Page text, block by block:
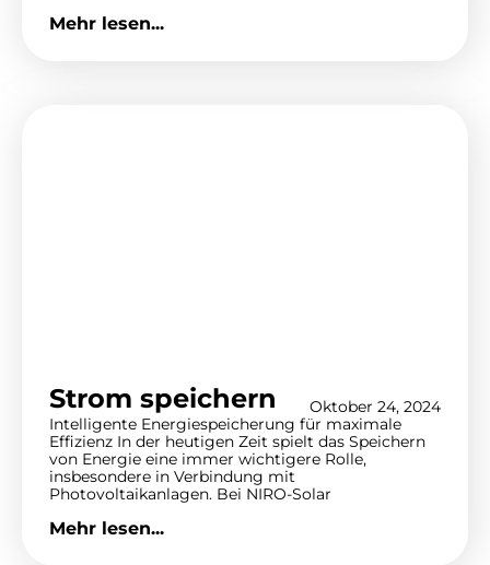
Mehr lesen...
Strom speichern
Oktober 24, 2024
Intelligente Energiespeicherung für maximale
Effizienz In der heutigen Zeit spielt das Speichern
von Energie eine immer wichtigere Rolle,
insbesondere in Verbindung mit
Photovoltaikanlagen. Bei NIRO-Solar
Mehr lesen...